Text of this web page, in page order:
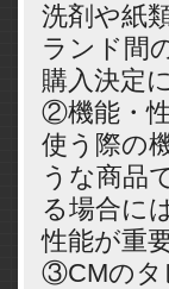
洗剤や紙
ランド間
購入決定
②機能・
使う際の
うな商品
る場合に
性能が重
③CMのタ